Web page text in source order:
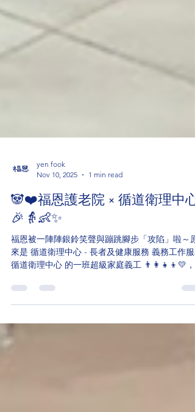
yen fook
Nov 10, 2025
1 min read
🐼❤️福恩護老院 × 循道衛理中心
🎉👵👶✨
福恩被一陣陣銀鈴笑聲與蹦跳腳步「攻陷」啦～原
循道衛理中心 的一班超級家庭義工 👨‍👩‍👧‍👦💛，
著活力滿分的小朋友 🧒👧，來福恩探訪我們的婆婆